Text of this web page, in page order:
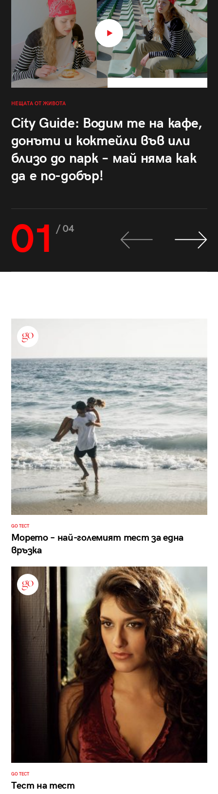
НЕЩАТА ОТ ЖИВОТА
City Guide: Водим те на кафе,
донъти и коктейли във или
близо до парк – май няма как
да е по-добър!
01 / 04
GO ТЕСТ
Морето – най-големият тест за една
връзка
GO ТЕСТ
Тест на тест